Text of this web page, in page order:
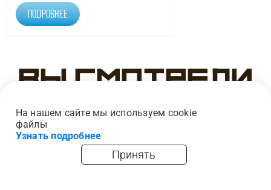
Подробнее
Вы смотрели
На нашем сайте мы используем cookie
файлы
Узнать подробнее
Принять